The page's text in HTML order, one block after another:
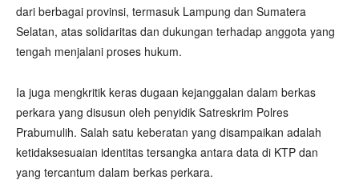
dari berbagai provinsi, termasuk Lampung dan Sumatera
Selatan, atas solidaritas dan dukungan terhadap anggota yang
tengah menjalani proses hukum.
Ia juga mengkritik keras dugaan kejanggalan dalam berkas
perkara yang disusun oleh penyidik Satreskrim Polres
Prabumulih. Salah satu keberatan yang disampaikan adalah
ketidaksesuaian identitas tersangka antara data di KTP dan
yang tercantum dalam berkas perkara.